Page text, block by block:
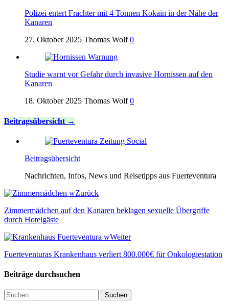
Polizei entert Frachter mit 4 Tonnen Kokain in der Nähe der
Kanaren
27. Oktober 2025 Thomas Wolf 0
Studie warnt vor Gefahr durch invasive Hornissen auf den
Kanaren
18. Oktober 2025 Thomas Wolf 0
Beitragsübersicht
Beitragsübersicht
Nachrichten, Infos, News und Reisetipps aus Fuerteventura
Zurück
Zimmermädchen auf den Kanaren beklagen sexuelle Übergriffe
durch Hotelgäste
Weiter
Fuerteventuras Krankenhaus verliert 800.000€ für Onkologiestation
Beiträge durchsuchen
Suche
nach: